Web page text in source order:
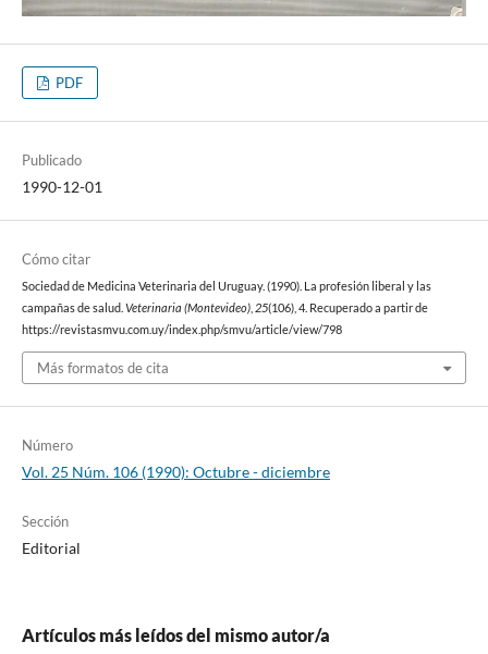
PDF
Publicado
1990-12-01
Cómo citar
Sociedad de Medicina Veterinaria del Uruguay. (1990). La profesión liberal y las
campañas de salud. Veterinaria (Montevideo), 25(106), 4. Recuperado a partir de
https://revistasmvu.com.uy/index.php/smvu/article/view/798
Más formatos de cita
Número
Vol. 25 Núm. 106 (1990): Octubre - diciembre
Sección
Editorial
Artículos más leídos del mismo autor/a